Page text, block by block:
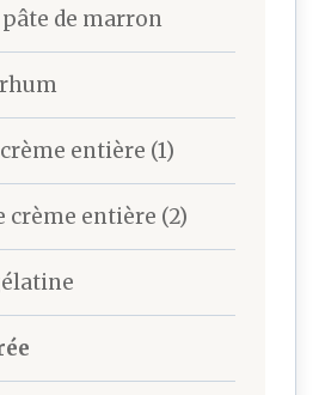
de marron
entière (1)
crème entière (2)